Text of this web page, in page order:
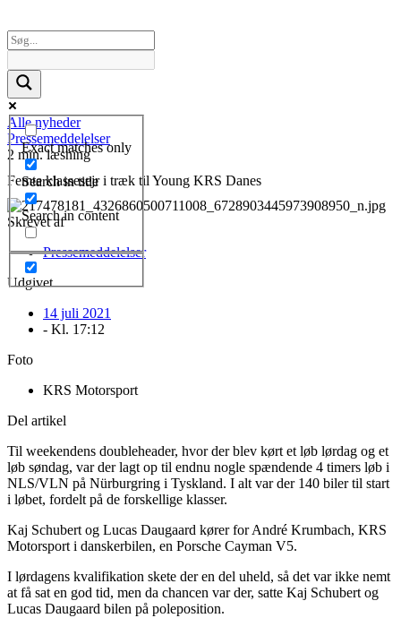
Exact matches only
Search in title
Search in content
Alle nyheder
Pressemeddelelser
2 min. læsning
Femte klassesejr i træk til Young KRS Danes
Skrevet af
Pressemeddelelser
Udgivet
14 juli 2021
- Kl. 17:12
Foto
KRS Motorsport
Del artikel
Til weekendens doubleheader, hvor der blev kørt et løb lørdag og et
løb søndag, var der lagt op til endnu nogle spændende 4 timers løb i
NLS/VLN på Nürburgring i Tyskland. I alt var der 140 biler til start
i løbet, fordelt på de forskellige klasser.
Kaj Schubert og Lucas Daugaard kører for André Krumbach, KRS
Motorsport i danskerbilen, en Porsche Cayman V5.
I lørdagens kvalifikation skete der en del uheld, så det var ikke nemt
at få sat en god tid, men da chancen var der, satte Kaj Schubert og
Lucas Daugaard bilen på poleposition.